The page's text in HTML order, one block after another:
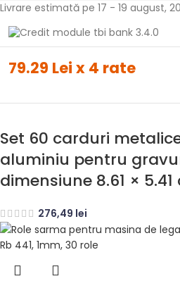
Livrare estimată pe 17 - 19 august,
79.29 Lei x 4 rate
Set 60 carduri
aluminiu pentru
dimensiune 8.61 × 5.41
276,49 lei